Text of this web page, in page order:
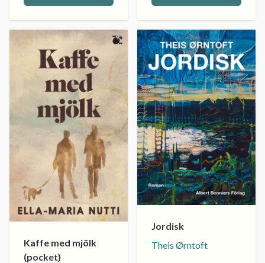
Kaffe med mjölk
(pocket)
Jordisk
Theis Ørntoft